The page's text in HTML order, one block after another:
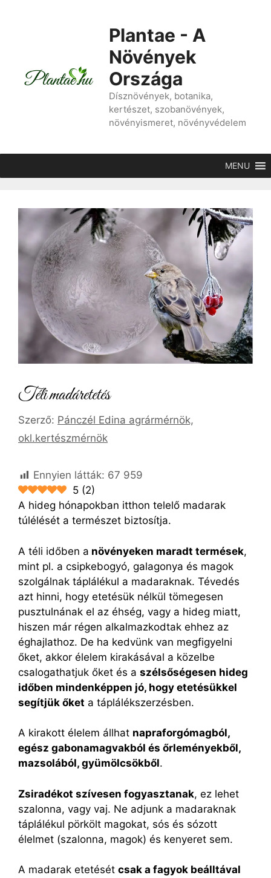
Plantae - A
Növények
Országa
Dísznövények, botanika,
kertészet, szobanövények,
növényismeret, növényvédelem
MENU
Téli madáretetés
Szerző: Pánczél Edina agrármérnök,
okl.kertészmérnök
Ennyien látták: 67 959
5 (2)
A hideg hónapokban itthon telelő madarak
túlélését a természet biztosítja.
A téli időben a növényeken maradt termések,
mint pl. a csipkebogyó, galagonya és magok
szolgálnak táplálékul a madaraknak. Tévedés
azt hinni, hogy etetésük nélkül tömegesen
pusztulnának el az éhség, vagy a hideg miatt,
hiszen már régen alkalmazkodtak ehhez az
éghajlathoz. De ha kedvünk van megfigyelni
őket, akkor élelem kirakásával a közelbe
csalogathatjuk őket és a szélsőségesen hideg
időben mindenképpen jó, hogy etetésükkel
segítjük őket a táplálékszerzésben.
A kirakott élelem állhat napraforgómagból,
egész gabonamagvakból és őrleményekből,
mazsolából, gyümölcsökből.
Zsiradékot szívesen fogyasztanak, ez lehet
szalonna, vagy vaj. Ne adjunk a madaraknak
táplálékul pörkölt magokat, sós és sózott
élelmet (szalonna, magok) és kenyeret sem.
A madarak etetését csak a fagyok beálltával